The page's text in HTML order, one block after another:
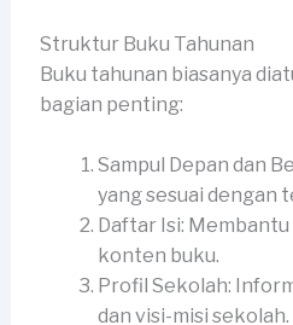
Struktur Buku Tahunan
Buku tahunan biasanya
bagian penting:
Sampul Depan dan
yang sesuai dengan
Daftar Isi:
konten buku.
Profil Sekolah:
dan visi-misi sekolah.